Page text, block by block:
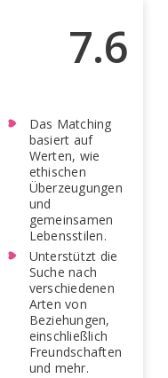
7.6
Das Matching
basiert auf
Werten, wie
ethischen
Überzeugungen
und
gemeinsamen
Lebensstilen.
Unterstützt die
Suche nach
verschiedenen
Arten von
Beziehungen,
einschließlich
Freundschaften
und mehr.